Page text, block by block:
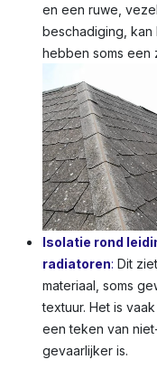
en een ruwe,
beschadiging,
hebben soms een
Isolatie rond
radiatoren: Dit
materiaal, soms
textuur. Het is
een teken van
gevaarlijker is.